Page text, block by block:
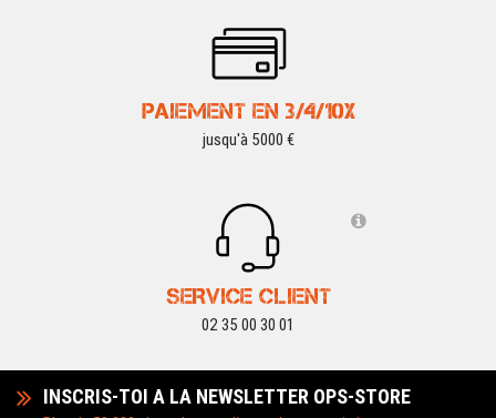
PAIEMENT EN 3/4/10X
jusqu'à 5000 €
SERVICE CLIENT
02 35 00 30 01
INSCRIS-TOI A LA NEWSLETTER OPS-STORE